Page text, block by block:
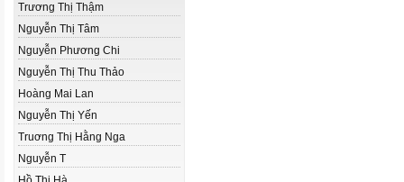
Trương Thị Thậm
Nguyễn Thị Tâm
Nguyễn Phương Chi
Nguyễn Thị Thu Thảo
Hoàng Mai Lan
Nguyễn Thị Yến
Truơng Thị Hằng Nga
Nguyễn T